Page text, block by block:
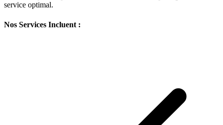
service optimal.
Nos Services Incluent :